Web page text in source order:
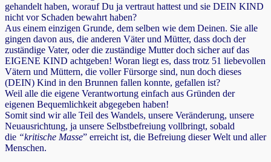
gehandelt haben, worauf Du ja vertraut hattest und sie DEIN KIND
nicht vor Schaden bewahrt haben?
Aus einem einzigen Grunde, dem selben wie dem Deinen. Sie alle
gingen davon aus, die anderen Väter und Mütter, dass doch der
zuständige Vater, oder die zuständige Mutter doch sicher auf das
EIGENE KIND achtgeben! Woran liegt es, dass trotz 51 liebevollen
Vätern und Müttern, die voller Fürsorge sind, nun doch dieses
(DEIN) Kind in den Brunnen fallen konnte, gefallen ist?
Weil alle die eigene Verantwortung einfach aus Gründen der
eigenen Bequemlichkeit abgegeben haben!
Somit sind wir alle Teil des Wandels, unsere Veränderung, unsere
Neuausrichtung, ja unsere Selbstbefreiung vollbringt, sobald
die “kritische Masse” erreicht ist, die Befreiung dieser Welt und aller
Menschen.